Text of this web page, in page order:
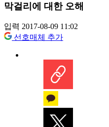
막걸리에 대한 오해
입력 2017-08-09 11:02
선호매체 추가